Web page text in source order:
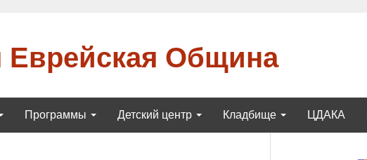
Еврейская Община
Программы Детский центр Кладбище ЦДАКА